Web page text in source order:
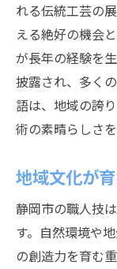
職人に学
職人
新し
職
職人
次世
地域活性
職人
地域
れる伝統工芸の
える絶好の機会
が長年の経験を
披露され、多く
語は、地域の誇
術の素晴らしさ
地域文化が
静岡市の職人技
す。自然環境や
の創造力を育む